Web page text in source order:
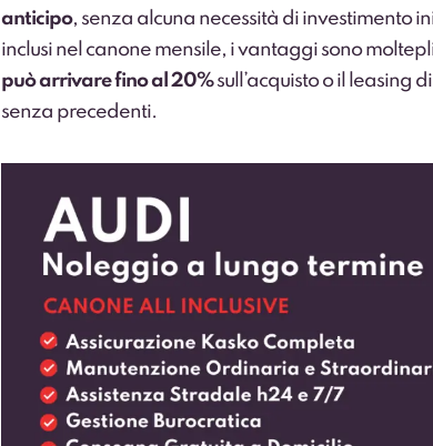
anticipo, senza alcuna necessità di investimento
inclusi nel canone mensile, i vantaggi sono
può arrivare fino al 20%sull’acquisto o il leasing
senza precedenti.